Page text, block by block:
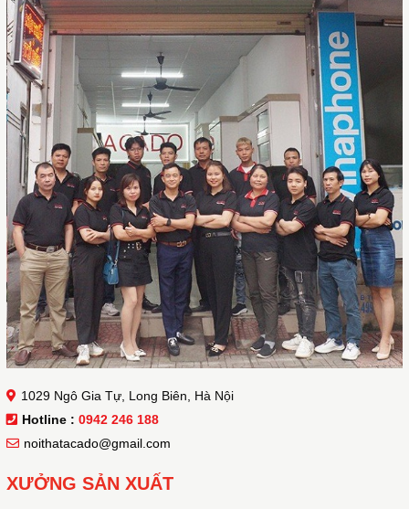
1029 Ngô Gia Tự, Long Biên, Hà Nội
Hotline : 0942 246 188
noithatacado@gmail.com
XƯỞNG SẢN XUẤT